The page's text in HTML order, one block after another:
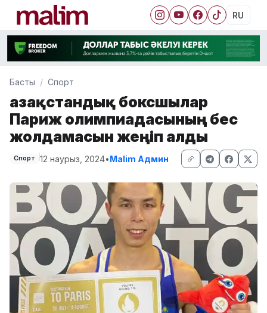
RU
Басты Спорт
Қазақстандық боксшылар
Париж олимпиадасының бес
жолдамасын жеңіп алды
Спорт 12 наурыз, 2024•Malim Админ